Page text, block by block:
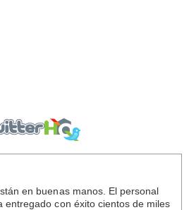
en buenas manos. El personal
entregado con éxito cientos de miles